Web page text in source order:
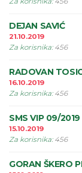
DEJAN SAVIĆ
21.10.2019
Za korisnika: 456
RADOVAN
16.10.2019
Za korisnika: 456
SMS VIP 09/2019
15.10.2019
Za korisnika: 456
GORAN ŠKERO